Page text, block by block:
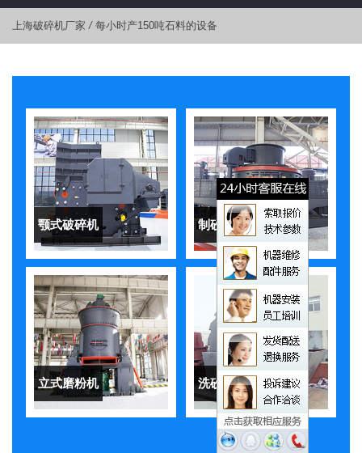
上海破碎机厂家 / 每小时产150吨石料的设备
颚式破碎机 制砂机
立式磨粉机 洗砂机